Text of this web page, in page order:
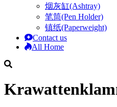
烟灰缸(Ashtray)
笔筒(Pen Holder)
镇纸(Paperweight)
Contact us
All Home